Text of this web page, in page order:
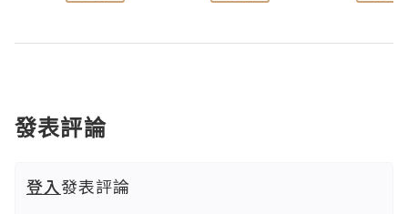
發表評論
登入發表評論